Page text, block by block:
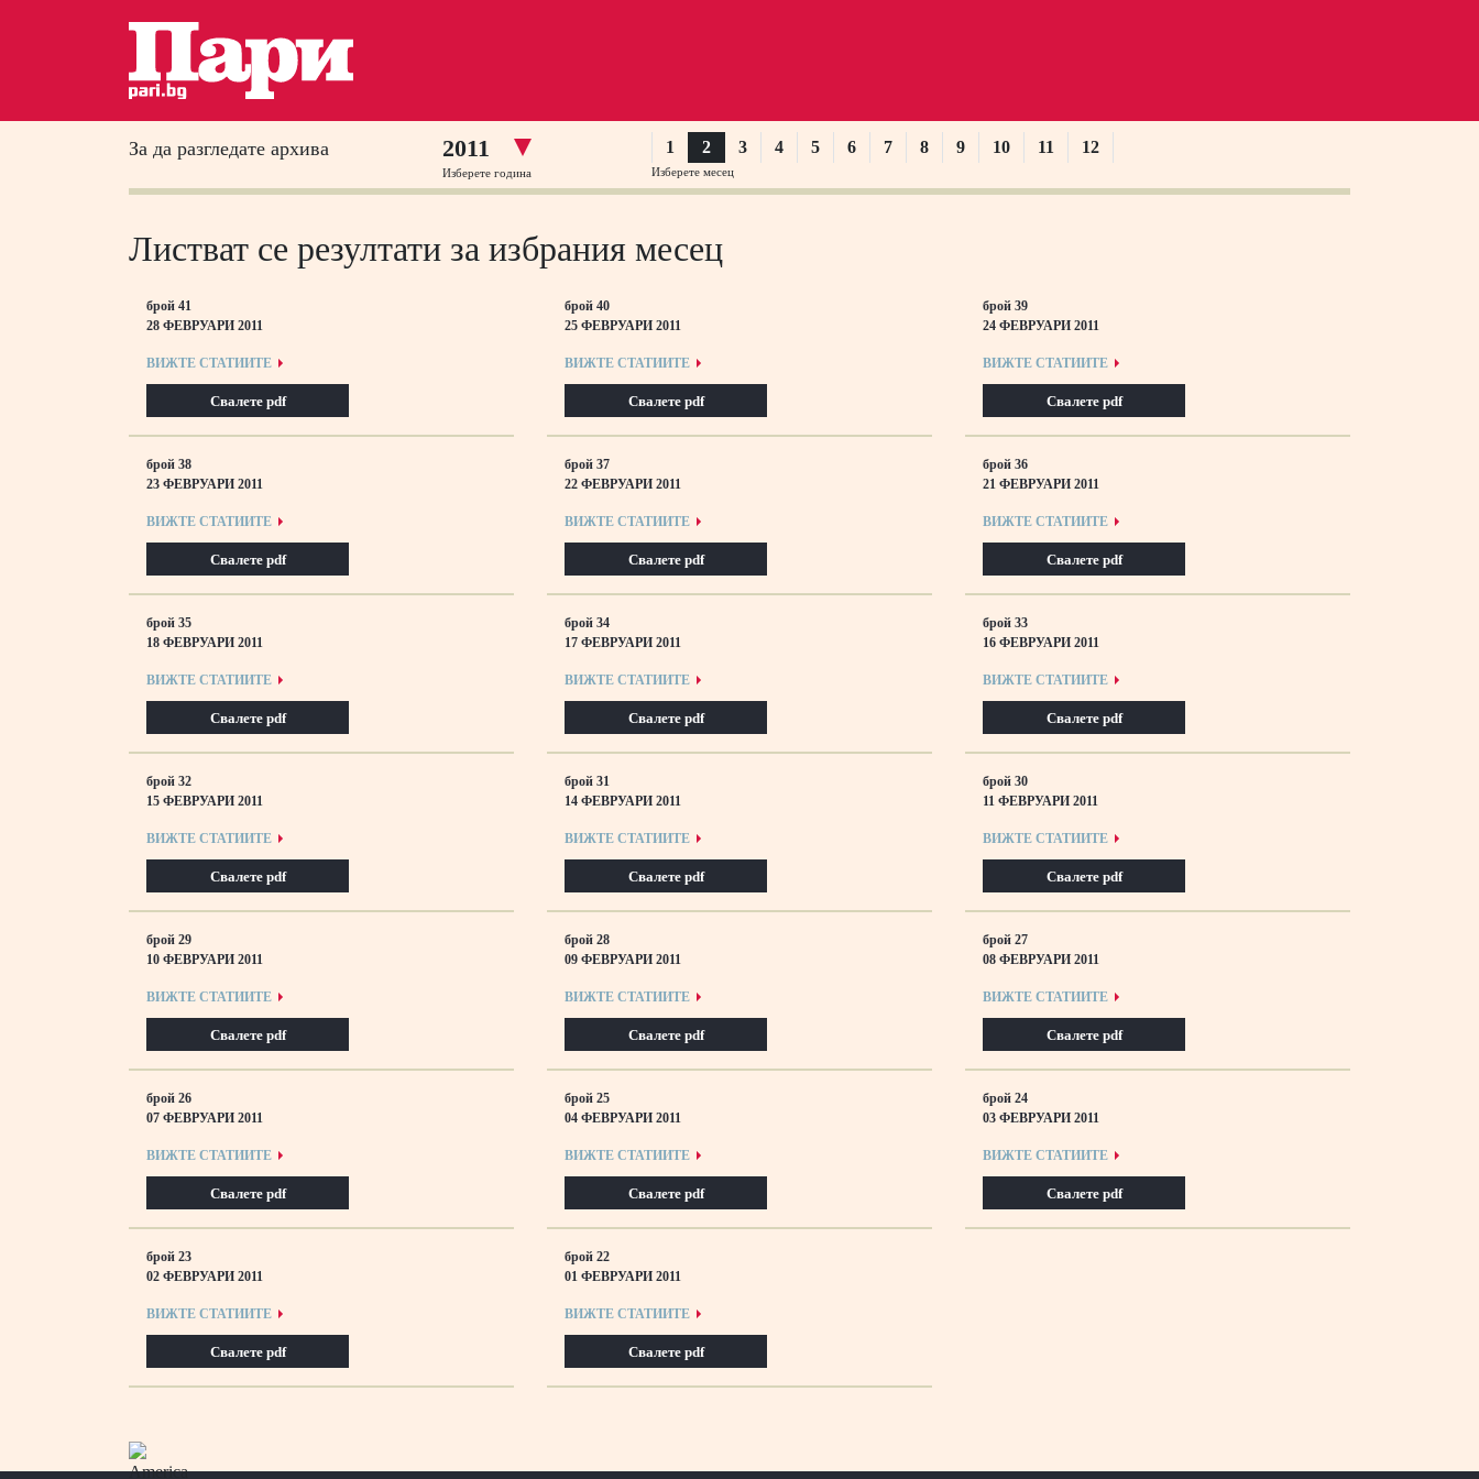
За да разгледате архива 2011
Изберете година
1 2 3 4 5 6 7 8 9 10 11 12
Изберете месец
Листват се резултати за избрания месец
брой 41
28 ФЕВРУАРИ 2011
ВИЖТЕ СТАТИИТЕ
Свалете pdf
брой 40
25 ФЕВРУАРИ 2011
ВИЖТЕ СТАТИИТЕ
Свалете pdf
брой 39
24 ФЕВРУАРИ 2011
ВИЖТЕ СТАТИИТЕ
Свалете pdf
брой 38
23 ФЕВРУАРИ 2011
ВИЖТЕ СТАТИИТЕ
Свалете pdf
брой 37
22 ФЕВРУАРИ 2011
ВИЖТЕ СТАТИИТЕ
Свалете pdf
брой 36
21 ФЕВРУАРИ 2011
ВИЖТЕ СТАТИИТЕ
Свалете pdf
брой 35
18 ФЕВРУАРИ 2011
ВИЖТЕ СТАТИИТЕ
Свалете pdf
брой 34
17 ФЕВРУАРИ 2011
ВИЖТЕ СТАТИИТЕ
Свалете pdf
брой 33
16 ФЕВРУАРИ 2011
ВИЖТЕ СТАТИИТЕ
Свалете pdf
брой 32
15 ФЕВРУАРИ 2011
ВИЖТЕ СТАТИИТЕ
Свалете pdf
брой 31
14 ФЕВРУАРИ 2011
ВИЖТЕ СТАТИИТЕ
Свалете pdf
брой 30
11 ФЕВРУАРИ 2011
ВИЖТЕ СТАТИИТЕ
Свалете pdf
брой 29
10 ФЕВРУАРИ 2011
ВИЖТЕ СТАТИИТЕ
Свалете pdf
брой 28
09 ФЕВРУАРИ 2011
ВИЖТЕ СТАТИИТЕ
Свалете pdf
брой 27
08 ФЕВРУАРИ 2011
ВИЖТЕ СТАТИИТЕ
Свалете pdf
брой 26
07 ФЕВРУАРИ 2011
ВИЖТЕ СТАТИИТЕ
Свалете pdf
брой 25
04 ФЕВРУАРИ 2011
ВИЖТЕ СТАТИИТЕ
Свалете pdf
брой 24
03 ФЕВРУАРИ 2011
ВИЖТЕ СТАТИИТЕ
Свалете pdf
брой 23
02 ФЕВРУАРИ 2011
ВИЖТЕ СТАТИИТЕ
Свалете pdf
брой 22
01 ФЕВРУАРИ 2011
ВИЖТЕ СТАТИИТЕ
Свалете pdf